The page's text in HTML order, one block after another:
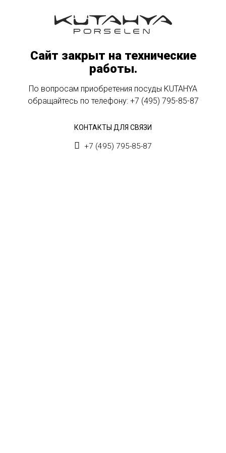
Сайт закрыт на технические
работы.
По вопросам приобретения посуды KUTAHYA
обращайтесь по телефону: +7 (495) 795-85-87
КОНТАКТЫ ДЛЯ СВЯЗИ
+7 (495) 795-85-87